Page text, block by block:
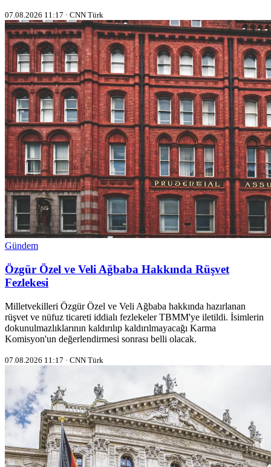
07.08.2026 11:17 · CNN Türk
Gündem
Özgür Özel ve Veli Ağbaba Hakkında Rüşvet
Fezlekesi
Milletvekilleri Özgür Özel ve Veli Ağbaba hakkında hazırlanan
rüşvet ve nüfuz ticareti iddialı fezlekeler TBMM'ye iletildi. İsimlerin
dokunulmazlıklarının kaldırılıp kaldırılmayacağı Karma
Komisyon'un değerlendirmesi sonrası belli olacak.
07.08.2026 11:17 · CNN Türk